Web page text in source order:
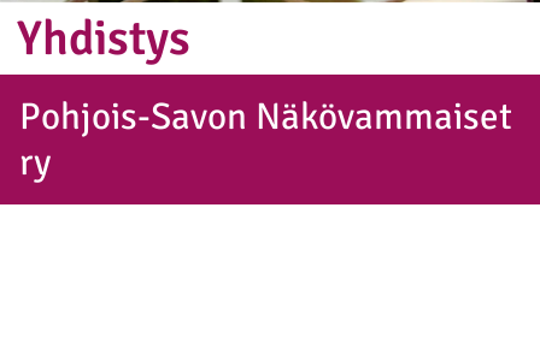
Yhdistys
Pohjois-Savon Näkövammaiset
ry